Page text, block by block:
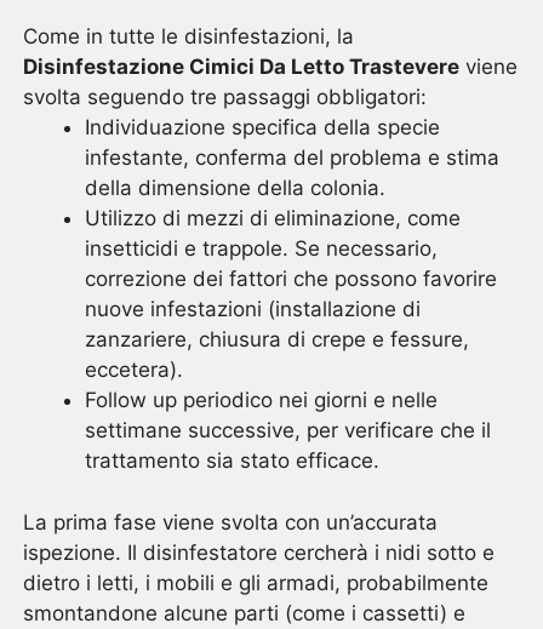
Come in tutte le disinfestazioni, la
Disinfestazione Cimici Da Letto Trastevere viene
svolta seguendo tre passaggi obbligatori:
Individuazione specifica della specie
infestante, conferma del problema e stima
della dimensione della colonia.
Utilizzo di mezzi di eliminazione, come
insetticidi e trappole. Se necessario,
correzione dei fattori che possono favorire
nuove infestazioni (installazione di
zanzariere, chiusura di crepe e fessure,
eccetera).
Follow up periodico nei giorni e nelle
settimane successive, per verificare che il
trattamento sia stato efficace.
La prima fase viene svolta con un’accurata
ispezione. Il disinfestatore cercherà i nidi sotto e
dietro i letti, i mobili e gli armadi, probabilmente
smontandone alcune parti (come i cassetti) e